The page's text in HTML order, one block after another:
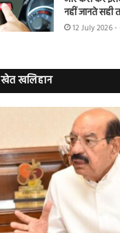
नहीं जानते सही
12 July 2026 -
खेत खलिहान